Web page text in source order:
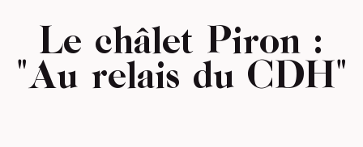
Le châlet Piron :
"Au relais du CDH"